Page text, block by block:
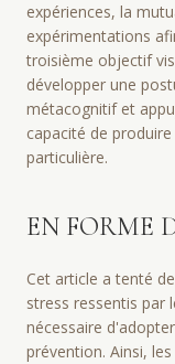
expériences, la
expérimentations
troisième objectif
développer une
métacognitif et
capacité de
particulière.
EN FORME
Cet article a tenté
stress ressentis par
nécessaire
prévention. Ainsi,